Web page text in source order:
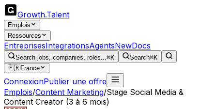
Growth.Talent
Emplois
Ressources
EntreprisesIntegrationsAgentsNewDocs
Search jobs, companies, roles...⌘K Search⌘K
🇫🇷France
ConnexionPublier une offre
Emplois/Content Marketing/Stage Social Media &
Content Creator (3 à 6 mois)